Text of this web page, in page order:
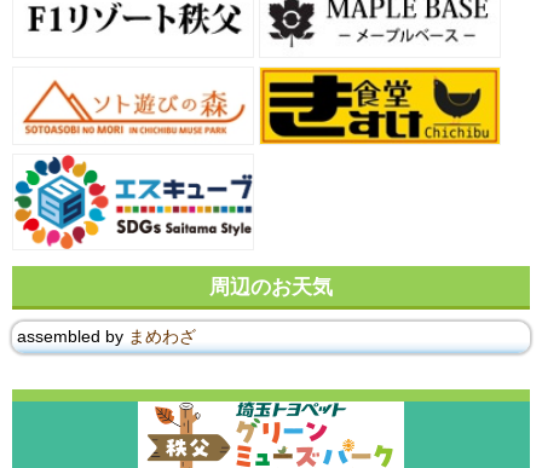
周辺のお天気
assembled by まめわざ